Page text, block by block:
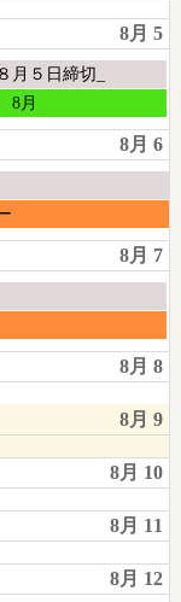
8月 5
月５日締切_
8月
8月 6
8月 7
8月 8
8月 9
8月 10
8月 11
8月 12